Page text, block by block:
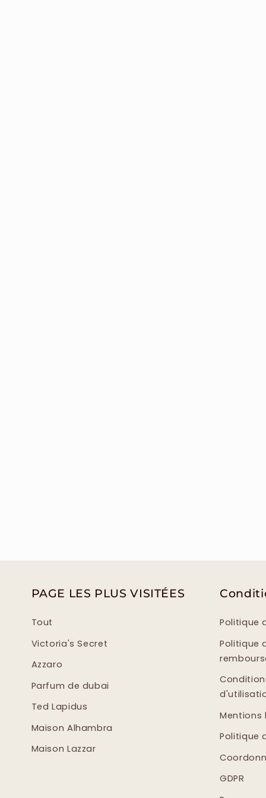
PAGE LES PLUS VISITÉES
Tout
Victoria's Secret
Azzaro
Parfum de dubai
Ted Lapidus
Maison Alhambra
Maison Lazzar
Politique
Politique
Mentions
Politique
GDPR